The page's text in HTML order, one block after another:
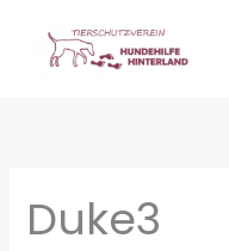
springen
Duke3